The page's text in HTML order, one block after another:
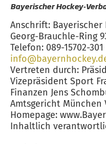
Bayerischer Hockey-
Anschrift: Bayerischer
Georg-Brauchle-Ring
Telefon: 089-15702-301
Vertreten durch:
Vizepräsident Sport
Finanzen Jens
Amtsgericht München
Homepage:
Inhaltlich